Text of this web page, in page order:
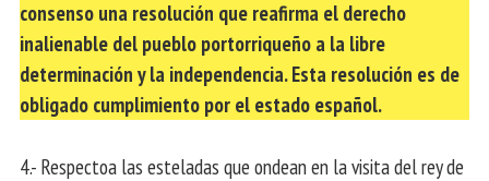
consenso una resolución que reafirma el derecho
inalienable del pueblo portorriqueño a la libre
determinación y la independencia. Esta resolución es de
obligado cumplimiento por el estado español.
4.- Respectoa las esteladas que ondean en la visita del rey de